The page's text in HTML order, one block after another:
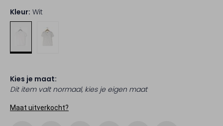
Kleur: Wit
Kies je maat:
Dit item valt normaal, kies je eigen maat
Maat uitverkocht?